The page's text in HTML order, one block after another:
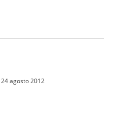
24 agosto 2012